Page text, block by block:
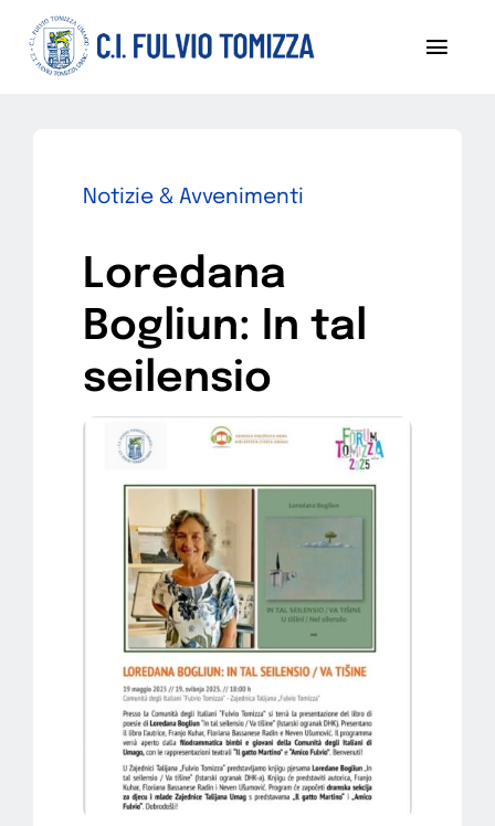
contenuto
Pubblicazioni
Diventa socio
Notizie & Avvenimenti
Loredana
Bogliun: In tal
seilensio